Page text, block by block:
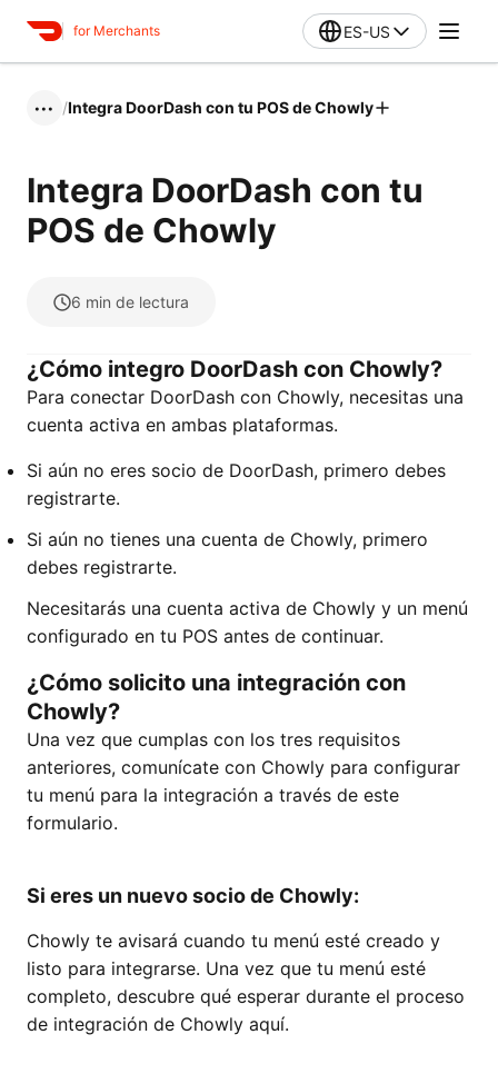
for Merchants ES-US
••• /Integra DoorDash con tu POS de Chowly
Integra DoorDash con tu
POS de Chowly
6 min de lectura
¿Cómo integro DoorDash con Chowly?
Para conectar DoorDash con Chowly, necesitas una
cuenta activa en ambas plataformas.
Si aún no eres socio de DoorDash, primero debes
registrarte.
Si aún no tienes una cuenta de Chowly, primero
debes registrarte.
Necesitarás una cuenta activa de Chowly y un menú
configurado en tu POS antes de continuar.
¿Cómo solicito una integración con
Chowly?
Una vez que cumplas con los tres requisitos
anteriores, comunícate con Chowly para configurar
tu menú para la integración a través de este
formulario.
Si eres un nuevo socio de Chowly:
Chowly te avisará cuando tu menú esté creado y
listo para integrarse. Una vez que tu menú esté
completo, descubre qué esperar durante el proceso
de integración de Chowly aquí.